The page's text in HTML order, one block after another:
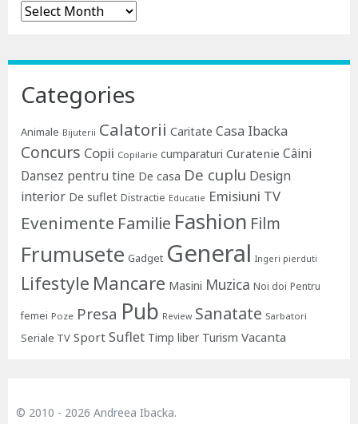
Archives
Categories
Animale Bijuterii Calatorii Caritate Casa Ibacka
Concurs Copii Copilarie cumparaturi Curatenie Câini
Dansez pentru tine De casa De cuplu Design
interior De suflet Distractie Educatie Emisiuni TV
Evenimente Familie Fashion Film
Frumusete Gadget General Ingeri pierduti
Lifestyle Mancare Masini Muzica Noi doi Pentru
femei Poze Presa Pub Review Sanatate Sarbatori
Seriale TV Sport Suflet Timp liber Turism Vacanta
© 2010 - 2026 Andreea Ibacka.